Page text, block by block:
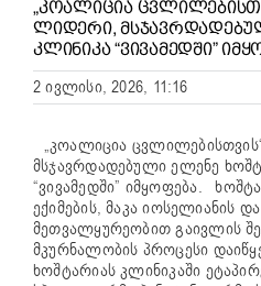
„ᲙᲝᲐᲚᲘᲪᲘᲐ
ᲚᲘᲓᲔᲠᲘ,
ᲙᲚᲘᲜᲘᲙᲐ “ᲕᲘᲕᲐᲛᲔᲓᲨᲘ”
2 ივლისი, 2026, 11:16
„კოალიცია
მსჯავრდადებული ელენე
“ვივამედში” იმყოფება.
ექიმების, მაკა იოსელიანის
მეთვალყურეობით გაივლის
მკურნალობის პროცესი
ხოშტარიას კლინიკაში